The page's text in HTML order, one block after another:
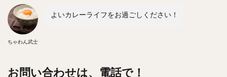
ちゃわん武士
よいカレーライフをお過ごしください！
お問い合わせは、電話で！